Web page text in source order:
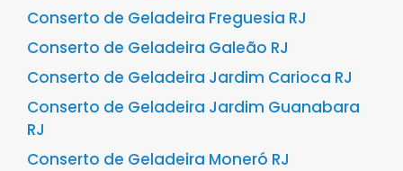
Conserto de Geladeira Freguesia RJ
Conserto de Geladeira Galeão RJ
Conserto de Geladeira Jardim Carioca RJ
Conserto de Geladeira Jardim Guanabara
RJ
Conserto de Geladeira Moneró RJ